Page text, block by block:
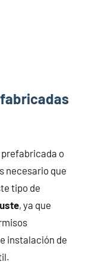
o
necesario que
tipo de
, ya que
instalación de